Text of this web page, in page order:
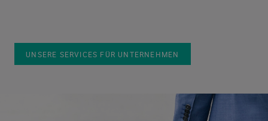
UNSERE SERVICES FÜR UNTERNEHMEN